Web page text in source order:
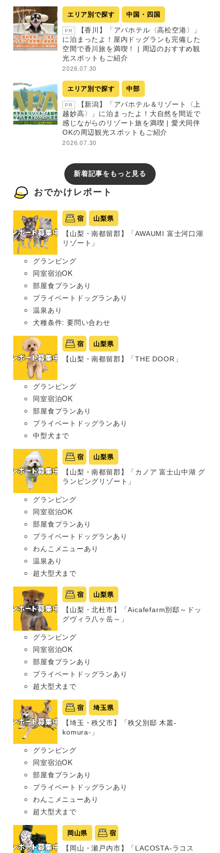
エリア別で探す 中国・四国
PR
【香川】「アパホテル〈高松空港〉」
に泊まったよ！屋内ドッグランも完備した
空間で香川旅を満喫！ | 周辺のおすすめ観
光スポットもご紹介
2026.07.30
エリア別で探す 中部
PR
【新潟】「アパホテル＆リゾート〈上
越妙高〉」に泊まったよ！大自然を間近で
感じながらのリゾート旅を満喫 | 愛犬同伴
OKの周辺観光スポットもご紹介
2026.07.30
新着記事をもっと見る
おでかけレポート
宿 山梨県
【山梨・南都留郡】「AWAUMI 富士河口湖
リゾート」
グランピング
同室宿泊OK
部屋食プランあり
プライベートドッグランあり
温泉あり
犬種条件: 要問い合わせ
宿 山梨県
【山梨・南都留郡】「THE DOOR」
グランピング
同室宿泊OK
部屋食プランあり
プライベートドッグランあり
中型犬まで
宿 山梨県
【山梨・南都留郡】「カノア 富士山中湖 グ
ランピングリゾート」
グランピング
同室宿泊OK
部屋食プランあり
プライベートドッグランあり
わんこメニューあり
温泉あり
超大型犬まで
宿 山梨県
【山梨・北杜市】「Aicafefarm別邸～ドッ
グヴィラ八ヶ岳～」
グランピング
同室宿泊OK
部屋食プランあり
プライベートドッグランあり
超大型犬まで
宿 埼玉県
【埼玉・秩父市】「秩父別邸 木叢-
komura-」
グランピング
同室宿泊OK
部屋食プランあり
プライベートドッグランあり
わんこメニューあり
超大型犬まで
岡山県 宿
【岡山・瀬戸内市】「LACOSTA-ラコス